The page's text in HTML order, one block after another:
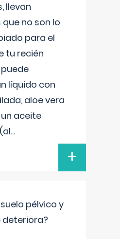
llevan
no son lo
para el
tu recién
líquido con
aloe vera
aceite
...
+
pélvico y
deteriora?